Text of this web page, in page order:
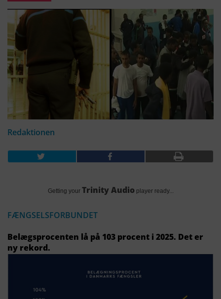
Redaktionen
Getting your Trinity Audio player ready...
FÆNGSELSFORBUNDET
Belægsprocenten lå på 103 procent i 2025. Det er
ny rekord.